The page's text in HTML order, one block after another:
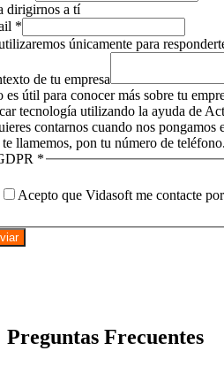
dirigirnos a tí
*
únicamente para
de tu empresa
es útil para conocer más sobre tu
tecnología utilizando la ayuda de
contarnos cuando nos
te llamemos, pon tu número de teléfono.
*
Acepto que Vidasoft me contacte
Preguntas Frecuentes